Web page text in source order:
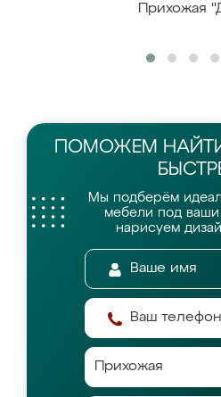
Прихожая
ПОМОЖЕМ
Мы подберём
мебели под
нарисуем